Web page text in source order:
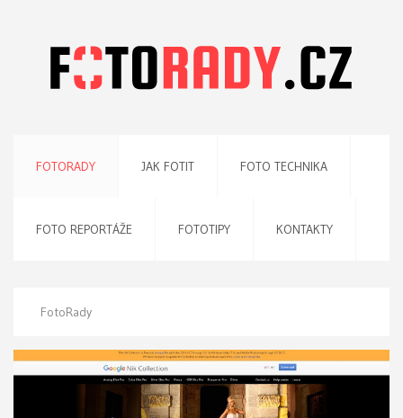
FOTORADY JAK FOTIT FOTO TECHNIKA
FOTO REPORTÁŽE FOTOTIPY KONTAKTY
FotoRady